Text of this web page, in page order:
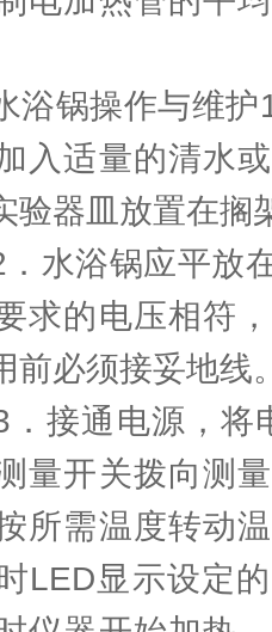
作与维护1
入适量的清水
验器皿放置在搁
锅应平放在
求的电压相符
前必须接妥地线
电源，将电
量开关拨向测
所需温度转动
LED显示设定